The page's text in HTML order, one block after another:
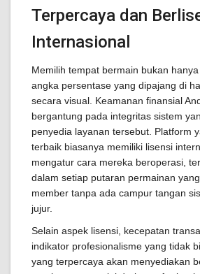
Terpercaya dan
Internasional
Memilih tempat bermain bukan
angka persentase yang dipajang di
secara visual. Keamanan finansial
bergantung pada integritas sistem
penyedia layanan tersebut. Platform
terbaik biasanya memiliki lisensi
mengatur cara mereka beroperasi,
dalam setiap putaran permainan
member tanpa ada campur tangan
jujur.
Selain aspek lisensi, kecepatan
indikator profesionalisme yang tidak
yang terpercaya akan menyediakan